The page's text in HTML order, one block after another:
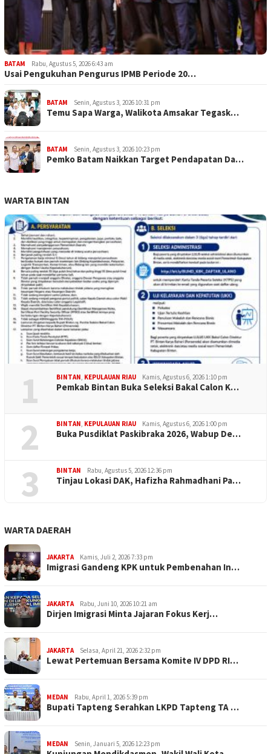
BATAM Rabu, Agustus 5, 2026 6:43 am
Usai Pengukuhan Pengurus IPMB Periode 20…
BATAM Senin, Agustus 3, 2026 10:31 pm
Temu Sapa Warga, Walikota Amsakar Tegask…
BATAM Senin, Agustus 3, 2026 10:23 pm
Pemko Batam Naikkan Target Pendapatan Da…
WARTA BINTAN
1 BINTAN, KEPULAUAN RIAU Kamis, Agustus 6, 2026 1:10 pm
Pemkab Bintan Buka Seleksi Bakal Calon K…
2 BINTAN, KEPULAUAN RIAU Kamis, Agustus 6, 2026 1:00 pm
Buka Pusdiklat Paskibraka 2026, Wabup De…
3 BINTAN Rabu, Agustus 5, 2026 12:36 pm
Tinjau Lokasi DAK, Hafizha Rahmadhani Pa…
WARTA DAERAH
JAKARTA Kamis, Juli 2, 2026 7:33 pm
Imigrasi Gandeng KPK untuk Pembenahan In…
JAKARTA Rabu, Juni 10, 2026 10:21 am
Dirjen Imigrasi Minta Jajaran Fokus Kerj…
JAKARTA Selasa, April 21, 2026 2:32 pm
Lewat Pertemuan Bersama Komite IV DPD RI…
MEDAN Rabu, April 1, 2026 5:39 pm
Bupati Tapteng Serahkan LKPD Tapteng TA …
MEDAN Senin, Januari 5, 2026 12:23 pm